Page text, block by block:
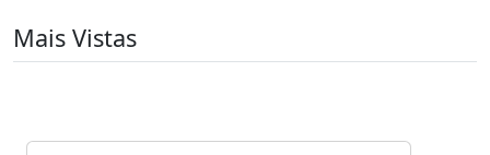
Mais Vistas